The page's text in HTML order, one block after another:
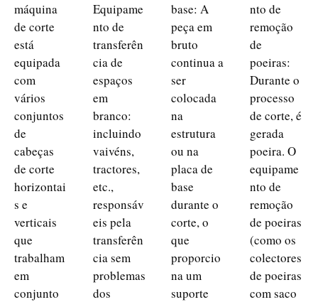
máquina
de corte
está
equipada
com
vários
conjuntos
de
cabeças
de corte
horizontai
s e
verticais
que
trabalham
em
conjunto
Equipame
nto de
transferên
cia de
espaços
em
branco:
incluindo
vaivéns,
tractores,
etc.,
responsáv
eis pela
transferên
cia sem
problemas
dos
base: A
peça em
bruto
continua a
ser
colocada
na
estrutura
ou na
placa de
base
durante o
corte, o
que
proporcio
na um
suporte
nto de
remoção
de
poeiras:
Durante o
processo
de corte, é
gerada
poeira. O
equipame
nto de
remoção
de poeiras
(como os
colectores
de poeiras
com saco